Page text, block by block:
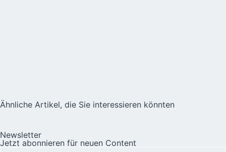
Ähnliche Artikel, die Sie interessieren könnten
Newsletter
Jetzt abonnieren für neuen Content